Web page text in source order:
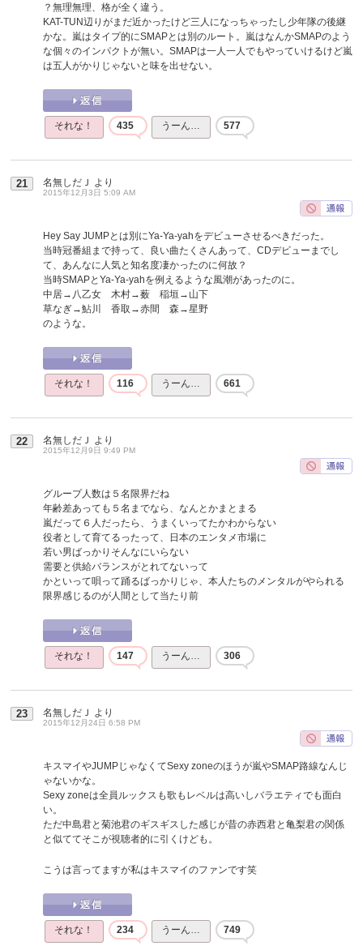
？無理無理、格が全く違う。
KAT-TUN辺りがまだ近かったけど三人になっちゃったし少年隊の後継
かな。嵐はタイプ的にSMAPとは別のルート。嵐はなんかSMAPのよう
な個々のインパクトが無い。SMAPは一人一人でもやっていけるけど嵐
は五人がかりじゃないと味を出せない。
それな！ 435 うーん… 577
21 名無しだＪ より
2015年12月3日 5:09 AM
Hey Say JUMPとは別にYa-Ya-yahをデビューさせるべきだった。
当時冠番組まで持って、良い曲たくさんあって、CDデビューまでし
て、あんなに人気と知名度凄かったのに何故？
当時SMAPとYa-Ya-yahを例えるような風潮があったのに。
中居→八乙女 木村→薮 稲垣→山下
草なぎ→鮎川 香取→赤間 森→星野
のような。
それな！ 116 うーん… 661
22 名無しだＪ より
2015年12月9日 9:49 PM
グループ人数は５名限界だね
年齢差あっても５名までなら、なんとかまとまる
嵐だって６人だったら、うまくいってたかわからない
役者として育てるったって、日本のエンタメ市場に
若い男ばっかりそんなにいらない
需要と供給バランスがとれてないって
かといって唄って踊るばっかりじゃ、本人たちのメンタルがやられる
限界感じるのが人間として当たり前
それな！ 147 うーん… 306
23 名無しだＪ より
2015年12月24日 6:58 PM
キスマイやJUMPじゃなくてSexy zoneのほうが嵐やSMAP路線なんじ
ゃないかな。
Sexy zoneは全員ルックスも歌もレベルは高いしバラエティでも面白
い。
ただ中島君と菊池君のギスギスした感じが昔の赤西君と亀梨君の関係
と似ててそこが視聴者的に引くけども。
こうは言ってますが私はキスマイのファンです笑
それな！ 234 うーん… 749